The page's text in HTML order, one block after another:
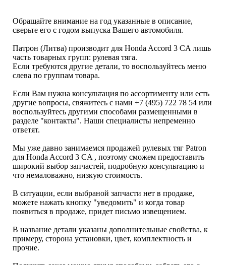
Обращайте внимание на год указанные в описание,
сверьте его с годом выпуска Вашего автомобиля.
Патрон (Литва) производит для Honda Accord 3 CA лишь
часть товарных групп: рулевая тяга.
Если требуются другие детали, то воспользуйтесь меню
слева по группам товара.
Если Вам нужна консультация по ассортименту или есть
другие вопросы, свяжитесь с нами +7 (495) 722 78 54 или
воспользуйтесь другими способами размещенными в
разделе "контакты". Наши специалисты непременно
ответят.
Мы уже давно занимаемся продажей рулевых тяг Patron
для Honda Accord 3 CA , поэтому сможем предоставить
широкий выбор запчастей, подробную консультацию и
что немаловажно, низкую стоимость.
В ситуации, если выбраной запчасти нет в продаже,
можете нажать кнопку "уведомить" и когда товар
появиться в продаже, придет письмо извещением.
В название детали указаны дополнительные свойства, к
примеру, сторона установки, цвет, комплектность и
прочие.